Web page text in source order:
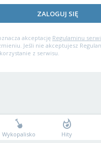
ZALOGUJ SIĘ
akceptację Regulaminu
Jeśli nie akceptujesz
z serwisu.
Wykopalisko Hity